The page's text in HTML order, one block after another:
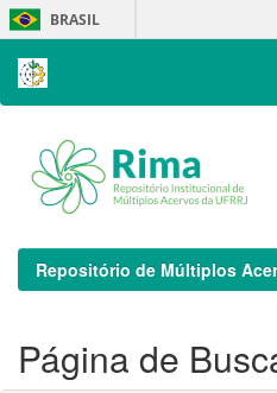
Skip
navigation
BRASIL
Repositório de Múltiplos
Página de